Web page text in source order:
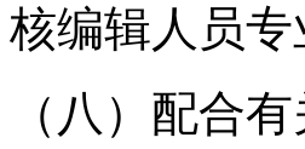
核编辑人员专
（八）配合